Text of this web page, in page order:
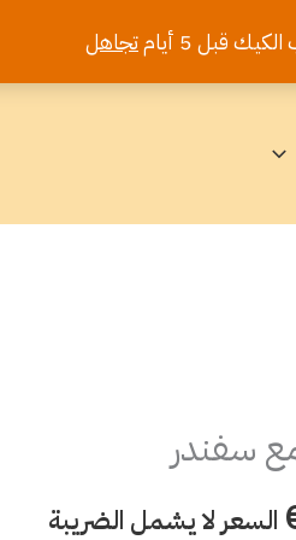
تجاهل
سفندرالسعر
الحالي
السعر لا يشمل الضريبة